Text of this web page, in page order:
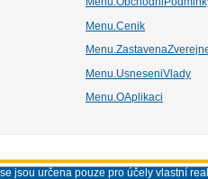
Menu.Cenik
Menu.UsneseniVlady
Menu.OAplikaci
jsou určena pouze pro účely vlastní